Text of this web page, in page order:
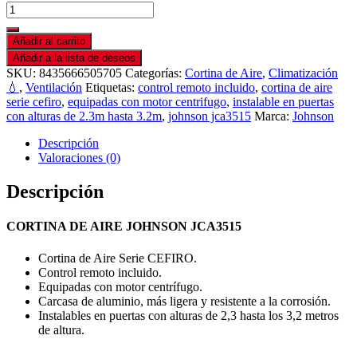
Añadir al carrito
Añadir a la lista de deseos
SKU: 8435666505705 Categorías: Cortina de Aire, Climatización
💧 , Ventilación Etiquetas: control remoto incluido, cortina de aire
serie cefiro, equipadas con motor centrifugo, instalable en puertas
con alturas de 2.3m hasta 3.2m, johnson jca3515 Marca: Johnson
Descripción
Valoraciones (0)
Descripción
CORTINA DE AIRE JOHNSON JCA3515
Cortina de Aire Serie CEFIRO.
Control remoto incluido.
Equipadas con motor centrífugo.
Carcasa de aluminio, más ligera y resistente a la corrosión.
Instalables en puertas con alturas de 2,3 hasta los 3,2 metros
de altura.